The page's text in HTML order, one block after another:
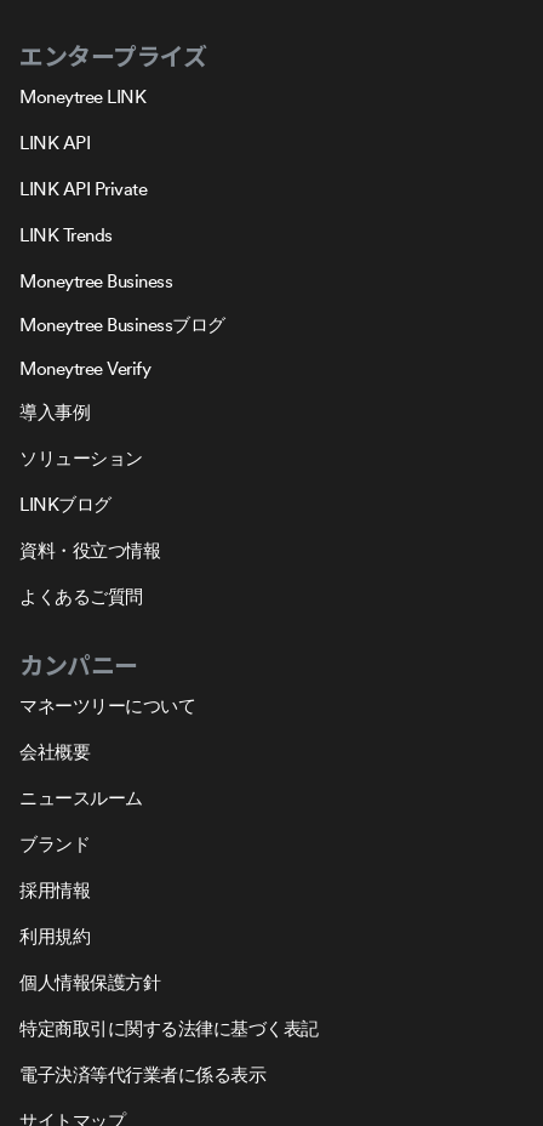
エンタープライズ
Moneytree LINK
LINK API
LINK API Private
LINK Trends
Moneytree Business
Moneytree Businessブログ
Moneytree Verify
導入事例
ソリューション
LINKブログ
資料・役立つ情報
よくあるご質問
カンパニー
マネーツリーについて
会社概要
ニュースルーム
ブランド
採用情報
利用規約
個人情報保護方針
特定商取引に関する法律に基づく表記
電子決済等代行業者に係る表示
サイトマップ